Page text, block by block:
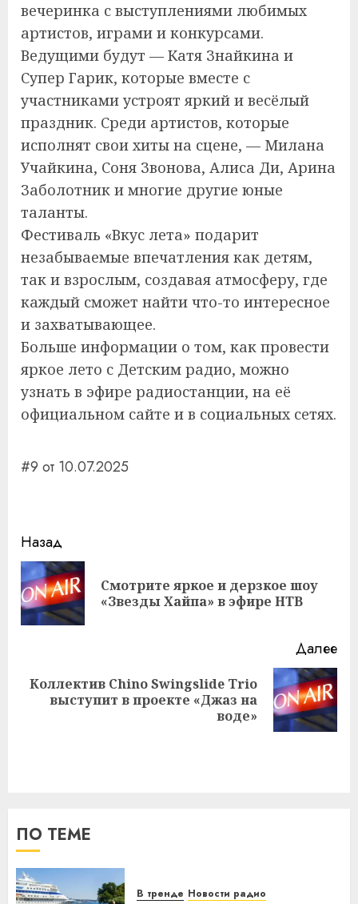
вечеринка с выступлениями любимых
артистов, играми и конкурсами.
Ведущими будут — Катя Знайкина и
Супер Гарик, которые вместе с
участниками устроят яркий и весёлый
праздник. Среди артистов, которые
исполнят свои хиты на сцене, — Милана
Учайкина, Соня Звонова, Алиса Ди, Арина
Заболотник и многие другие юные
таланты.
Фестиваль «Вкус лета» подарит
незабываемые впечатления как детям,
так и взрослым, создавая атмосферу, где
каждый сможет найти что-то интересное
и захватывающее.
Больше информации о том, как провести
яркое лето с Детским радио, можно
узнать в эфире радиостанции, на её
официальном сайте и в социальных сетях.
#9 от 10.07.2025
Навигация
записи
Назад
Смотрите яркое и дерзкое шоу
«Звезды Хайпа» в эфире НТВ
Далее
Следующая
Коллектив Chino Swingslide Trio
выступит в проекте «Джаз на
воде»
ПО ТЕМЕ
В тренде Новости радио